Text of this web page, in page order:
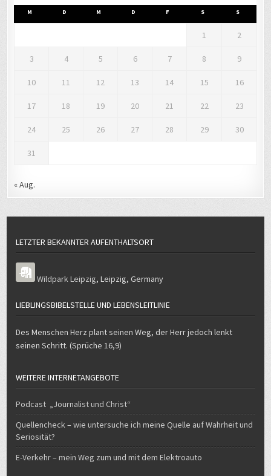
M D M D F S S
1 2
3 4 5 6 7 8 9
10 11 12 13 14 15 16
17 18 19 20 21 22 23
24 25 26 27 28 29 30
31
« Aug.
LETZTER BEKANNTER AUFENTHALTSORT
Wildpark Leipzig,Leipzig,Germany
LIEBLINGSBIBELSTELLE UND LEBENSLEITLINIE
Des Menschen Herz plant seinen Weg, der Herr jedoch lenkt
seinen Schritt. (Sprüche 16,9)
WEITERE INTERNETANGEBOTE
Podcast „Journalist und Christ“
Quellencheck – wie untersuche ich meine Quelle auf Wahrheit und
Seriosität?
E-Verkehr – mein Weg zum und mit dem Elektroauto